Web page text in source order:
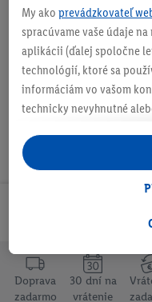
Zabezpečí pohodlie a
aj na veľkých
Doprava
zadarmo
30 dní na
vrátenie
My ako prevádzkovateľ
spracúvame vaše údaje
aplikácii (ďalej spoločne
technológií, ktoré sa
informáciám vo vašom
technicky nevyhnutné
personalizovanú reklamu
ste účastníkom programu
aj údaje z vášho
následne si vytvoríte účet
tiež vytvoriť špeciálny
ktorú tam uvediete, aby